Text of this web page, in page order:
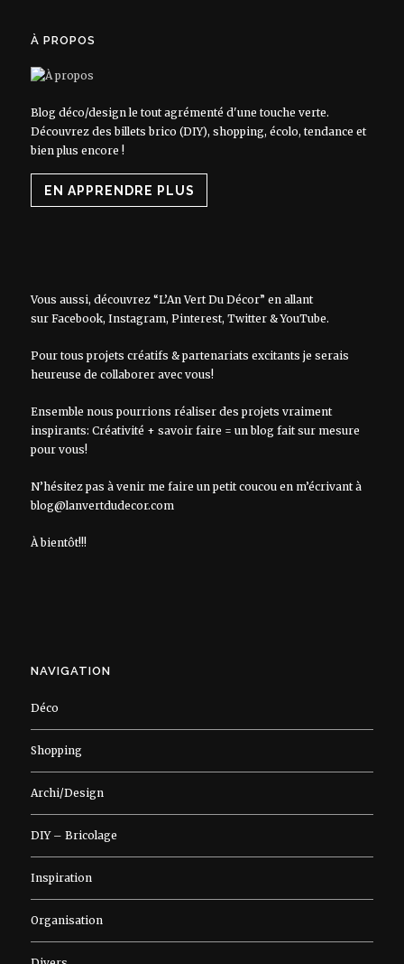
À PROPOS
Blog déco/design le tout agrémenté d'une touche verte.
Découvrez des billets brico (DIY), shopping, écolo, tendance et
bien plus encore !
EN APPRENDRE PLUS
Vous aussi, découvrez “L’An Vert Du Décor” en allant
sur Facebook, Instagram, Pinterest, Twitter&YouTube.
Pour tous projets créatifs & partenariats excitants je serais
heureuse de collaborer avec vous!
Ensemble nous pourrions réaliser des projets vraiment
inspirants: Créativité + savoir faire = un blog fait sur mesure
pour vous!
N’hésitez pas à venir me faire un petit coucou en m’écrivant à
blog@lanvertdudecor.com
À bientôt!!!
NAVIGATION
Déco
Shopping
Archi/Design
DIY – Bricolage
Inspiration
Organisation